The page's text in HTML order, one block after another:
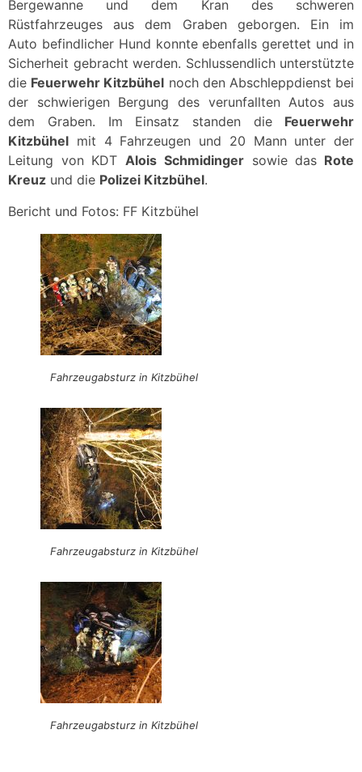
Bergewanne und dem Kran des schweren
Rüstfahrzeuges aus dem Graben geborgen. Ein im
Auto befindlicher Hund konnte ebenfalls gerettet und in
Sicherheit gebracht werden. Schlussendlich unterstützte
die Feuerwehr Kitzbühel noch den Abschleppdienst bei
der schwierigen Bergung des verunfallten Autos aus
dem Graben. Im Einsatz standen die Feuerwehr
Kitzbühel mit 4 Fahrzeugen und 20 Mann unter der
Leitung von KDTAlois Schmidingersowie das Rote
Kreuz und die Polizei Kitzbühel.
Bericht und Fotos: FF Kitzbühel
Fahrzeugabsturz in Kitzbühel
Fahrzeugabsturz in Kitzbühel
Fahrzeugabsturz in Kitzbühel